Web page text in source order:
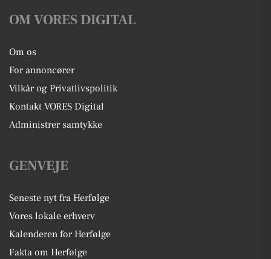
OM VORES DIGITAL
Om os
For annoncører
Vilkår og Privatlivspolitik
Kontakt VORES Digital
Administrer samtykke
GENVEJE
Seneste nyt fra Herfølge
Vores lokale erhverv
Kalenderen for Herfølge
Fakta om Herfølge